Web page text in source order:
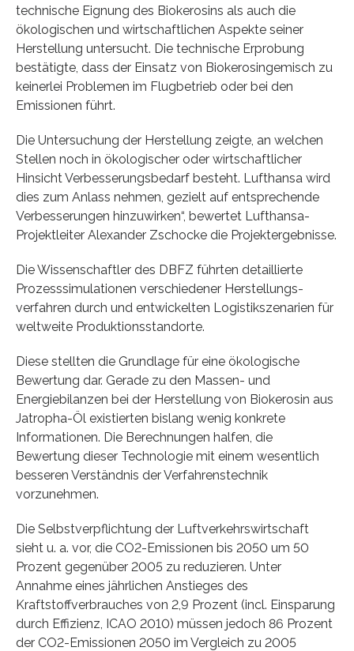
technische Eignung des Biokerosins als auch die
ökologischen und wirtschaftlichen Aspekte seiner
Herstellung untersucht. Die technische Erprobung
bestätigte, dass der Einsatz von Biokerosingemisch zu
keinerlei Problemen im Flugbetrieb oder bei den
Emissionen führt.
Die Untersuchung der Herstellung zeigte, an welchen
Stellen noch in ökologischer oder wirtschaftlicher
Hinsicht Verbesserungsbedarf besteht. Lufthansa wird
dies zum Anlass nehmen, gezielt auf entsprechende
Verbesserungen hinzuwirken“, bewertet Lufthansa-
Projektleiter Alexander Zschocke die Projektergebnisse.
Die Wissenschaftler des DBFZ führten detaillierte
Prozesssimulationen verschiedener Herstellungs-
verfahren durch und entwickelten Logistikszenarien für
weltweite Produktionsstandorte.
Diese stellten die Grundlage für eine ökologische
Bewertung dar. Gerade zu den Massen- und
Energiebilanzen bei der Herstellung von Biokerosin aus
Jatropha-Öl existierten bislang wenig konkrete
Informationen. Die Berechnungen halfen, die
Bewertung dieser Technologie mit einem wesentlich
besseren Verständnis der Verfahrenstechnik
vorzunehmen.
Die Selbstverpflichtung der Luftverkehrswirtschaft
sieht u. a. vor, die CO2-Emissionen bis 2050 um 50
Prozent gegenüber 2005 zu reduzieren. Unter
Annahme eines jährlichen Anstieges des
Kraftstoffverbrauches von 2,9 Prozent (incl. Einsparung
durch Effizienz, ICAO 2010) müssen jedoch 86 Prozent
der CO2-Emissionen 2050 im Vergleich zu 2005